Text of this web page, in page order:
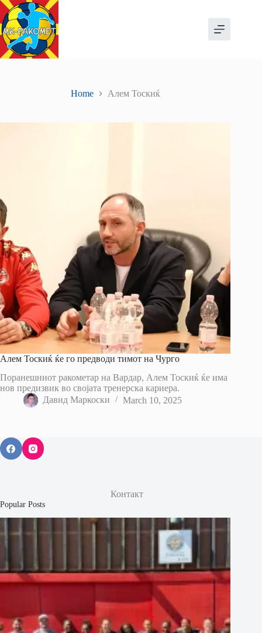
Skip
to
content
Home Алем Тоскиќ
Алем Тоскиќ ќе го предводи тимот на Чурго
Поранешниот ракометар на Вардар, Алем Тоскиќ ќе има
нов предизвик во својата тренерска кариера.
Давид Маркоски
March 10, 2025
Контакт
Popular Posts